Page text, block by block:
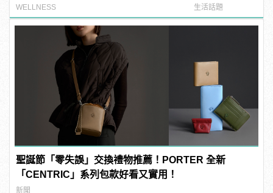
呼吸！
WELLNESS
公平」！
生活話題
聖誕節「零失誤」交換禮物推薦！PORTER 全新
「CENTRIC」系列包款好看又實用！
新聞